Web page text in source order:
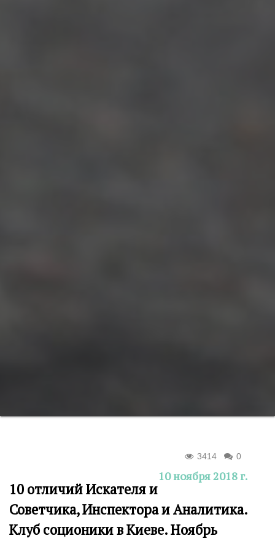
0
3414
10 ноября 2018 г.
10 отличий Искателя и
Советчика, Инспектора и Аналитика.
Клуб соционики в Киеве. Ноябрь